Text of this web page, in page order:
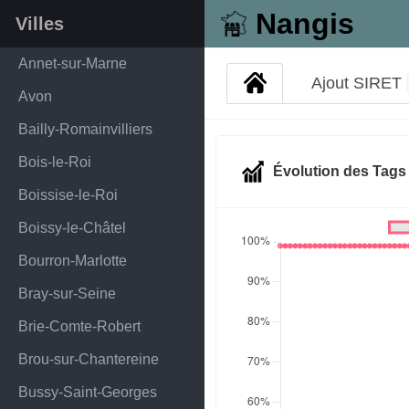
Nangis
Villes
Annet-sur-Marne
Avon
Bailly-Romainvilliers
Bois-le-Roi
Boissise-le-Roi
Boissy-le-Châtel
Bourron-Marlotte
Bray-sur-Seine
Brie-Comte-Robert
Brou-sur-Chantereine
Bussy-Saint-Georges
Ajout SIRET
Évolution des